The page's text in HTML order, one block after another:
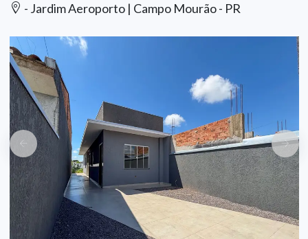
- Jardim Aeroporto | Campo Mourão - PR